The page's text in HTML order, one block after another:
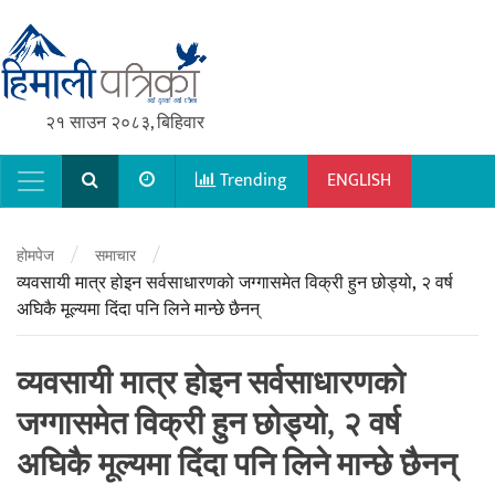
२१ साउन २०८३, बिहिवार
Main NavigationTrending ENGLISH
होमपेज / समाचार /
व्यवसायी मात्र होइन सर्वसाधारणको जग्गासमेत विक्री हुन छोड्यो, २ वर्ष
अघिकै मूल्यमा दिंदा पनि लिने मान्छे छैनन्
व्यवसायी मात्र होइन सर्वसाधारणको
जग्गासमेत विक्री हुन छोड्यो, २ वर्ष
अघिकै मूल्यमा दिंदा पनि लिने मान्छे छैनन्